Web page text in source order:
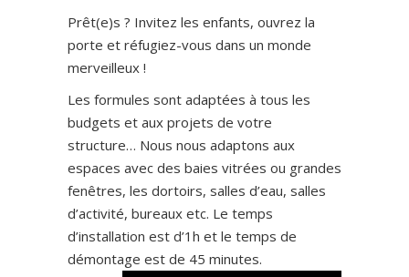
Prêt(e)s ? Invitez les enfants, ouvrez la
porte et réfugiez-vous dans un monde
merveilleux !
Les formules sont adaptées à tous les
budgets et aux projets de votre
structure… Nous nous adaptons aux
espaces avec des baies vitrées ou grandes
fenêtres, les dortoirs, salles d’eau, salles
d’activité, bureaux etc. Le temps
d’installation est d’1h et le temps de
démontage est de 45 minutes.